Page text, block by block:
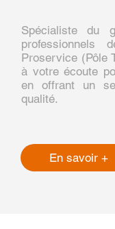
Spécialiste du
Proservice (Pôle
à votre écoute
en offrant un
qualité.
En savoir +